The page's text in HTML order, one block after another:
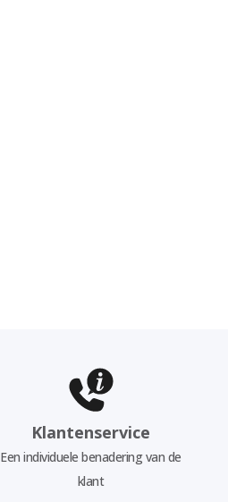
Klantenservice
Een individuele benadering van de
klant